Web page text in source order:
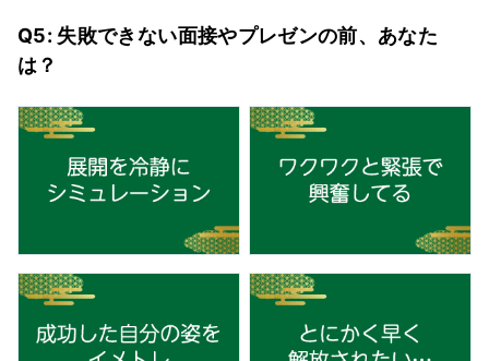
Q5: 失敗できない面接やプレゼンの前、あなた
は？